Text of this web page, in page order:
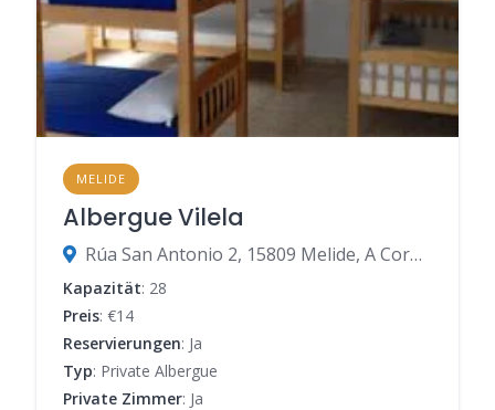
MELIDE
Albergue Vilela
Rúa San Antonio 2, 15809 Melide, A Coruña, Spanien
Kapazität: 28
Preis: €14
Reservierungen: Ja
Typ: Private Albergue
Private Zimmer: Ja